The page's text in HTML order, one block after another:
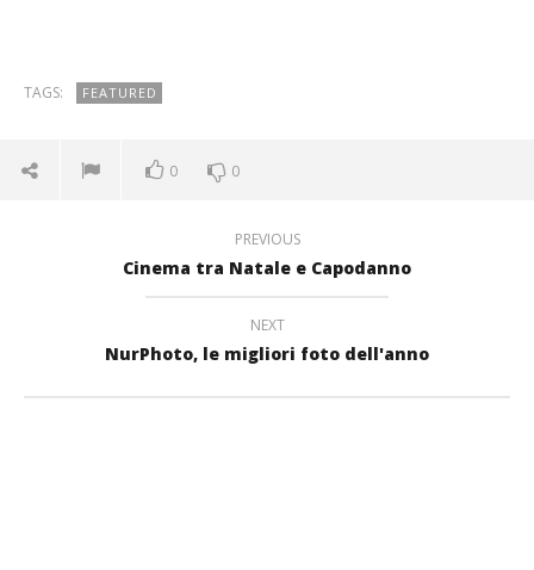
TAGS: FEATURED
0 0
PREVIOUS
Cinema tra Natale e Capodanno
NEXT
NurPhoto, le migliori foto dell'anno